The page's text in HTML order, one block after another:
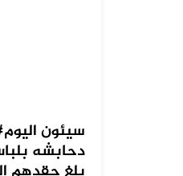
هذا حصل بـ ‎#سيئون اليوم
دحابشه